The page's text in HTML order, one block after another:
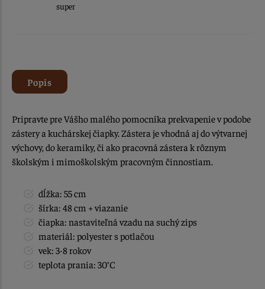
super
Popis
Pripravte pre Vášho malého pomocníka prekvapenie v podobe
zástery a kuchárskej čiapky. Zástera je vhodná aj do výtvarnej
výchovy, do keramiky, či ako pracovná zástera k rôznym
školským i mimoškolským pracovným činnostiam.
dĺžka: 55 cm
šírka: 48 cm + viazanie
čiapka: nastaviteľná vzadu na suchý zips
materiál: polyester s potlačou
vek: 3-8 rokov
teplota prania: 30°C